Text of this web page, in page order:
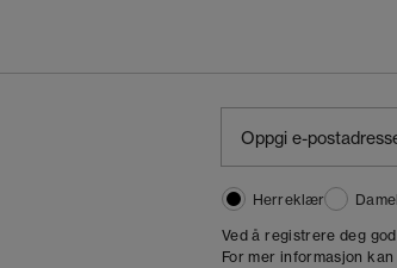
Herreklær
Ved å registrere deg
For mer informasjon